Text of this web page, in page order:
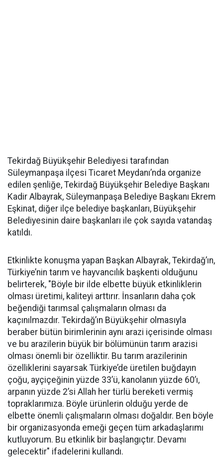
Tekirdağ Büyükşehir Belediyesi tarafından
Süleymanpaşa ilçesi Ticaret Meydanı’nda organize
edilen şenliğe, Tekirdağ Büyükşehir Belediye Başkanı
Kadir Albayrak, Süleymanpaşa Belediye Başkanı Ekrem
Eşkinat, diğer ilçe belediye başkanları, Büyükşehir
Belediyesinin daire başkanları ile çok sayıda vatandaş
katıldı.
Etkinlikte konuşma yapan Başkan Albayrak, Tekirdağ’ın,
Türkiye’nin tarım ve hayvancılık başkenti olduğunu
belirterek, "Böyle bir ilde elbette büyük etkinliklerin
olması üretimi, kaliteyi arttırır. İnsanların daha çok
beğendiği tarımsal çalışmaların olması da
kaçınılmazdır. Tekirdağ’ın Büyükşehir olmasıyla
beraber bütün birimlerinin aynı arazi içerisinde olması
ve bu arazilerin büyük bir bölümünün tarım arazisi
olması önemli bir özelliktir. Bu tarım arazilerinin
özelliklerini sayarsak Türkiye’de üretilen buğdayın
çoğu, ayçiçeğinin yüzde 33’ü, kanolanın yüzde 60’ı,
arpanın yüzde 2’si Allah her türlü bereketi vermiş
topraklarımıza. Böyle ürünlerin olduğu yerde de
elbette önemli çalışmaların olması doğaldır. Ben böyle
bir organizasyonda emeği geçen tüm arkadaşlarımı
kutluyorum. Bu etkinlik bir başlangıçtır. Devamı
gelecektir" ifadelerini kullandı.